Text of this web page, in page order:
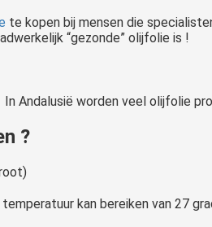
te kopen bij mensen die
“gezonde” olijfolie is !
In Andalusië worden veel olijfolie
?
kan bereiken van 27